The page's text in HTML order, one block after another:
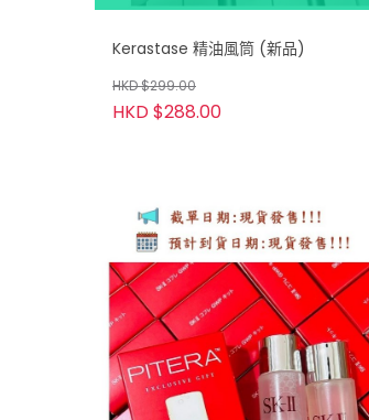
Kerastase 精油風筒 (新品)
HKD $299.00
HKD $288.00